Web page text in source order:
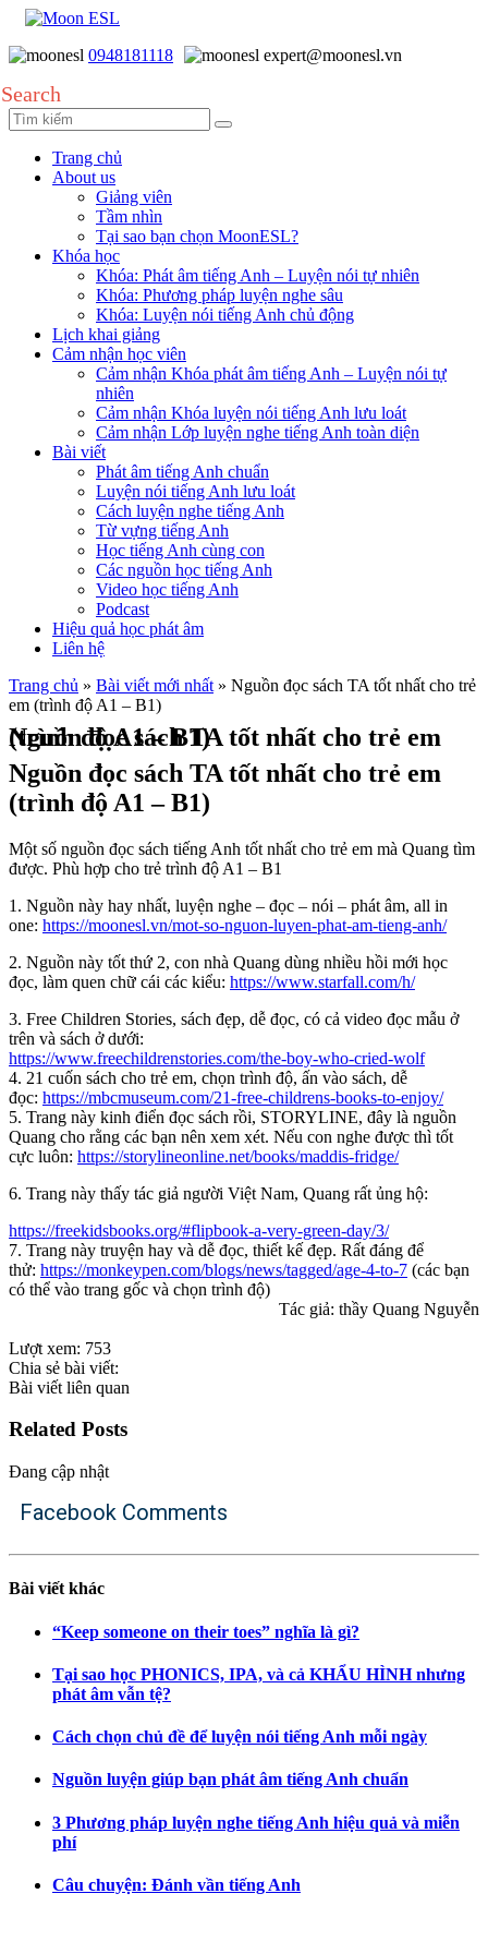
0948181118 expert@moonesl.vn
Search
Trang chủ
About us
Giảng viên
Tầm nhìn
Tại sao bạn chọn MoonESL?
Khóa học
Khóa: Phát âm tiếng Anh – Luyện nói tự nhiên
Khóa: Phương pháp luyện nghe sâu
Khóa: Luyện nói tiếng Anh chủ động
Lịch khai giảng
Cảm nhận học viên
Cảm nhận Khóa phát âm tiếng Anh – Luyện nói tự
nhiên
Cảm nhận Khóa luyện nói tiếng Anh lưu loát
Cảm nhận Lớp luyện nghe tiếng Anh toàn diện
Bài viết
Phát âm tiếng Anh chuẩn
Luyện nói tiếng Anh lưu loát
Cách luyện nghe tiếng Anh
Từ vựng tiếng Anh
Học tiếng Anh cùng con
Các nguồn học tiếng Anh
Video học tiếng Anh
Podcast
Hiệu quả học phát âm
Liên hệ
Trang chủ » Bài viết mới nhất » Nguồn đọc sách TA tốt nhất cho trẻ
em (trình độ A1 – B1)
Nguồn đọc sách TA tốt nhất cho trẻ em (trình độ A1 – B1)
Nguồn đọc sách TA tốt nhất cho trẻ em
(trình độ A1 – B1)
Một số nguồn đọc sách tiếng Anh tốt nhất cho trẻ em mà Quang tìm
được. Phù hợp cho trẻ trình độ A1 – B1
1. Nguồn này hay nhất, luyện nghe – đọc – nói – phát âm, all in
one: https://moonesl.vn/mot-so-nguon-luyen-phat-am-tieng-anh/
2. Nguồn này tốt thứ 2, con nhà Quang dùng nhiều hồi mới học
đọc, làm quen chữ cái các kiểu: https://www.starfall.com/h/
3. Free Children Stories, sách đẹp, dễ đọc, có cả video đọc mẫu ở
trên và sách ở dưới:
https://www.freechildrenstories.com/the-boy-who-cried-wolf
4. 21 cuốn sách cho trẻ em, chọn trình độ, ấn vào sách, dễ
đọc: https://mbcmuseum.com/21-free-childrens-books-to-enjoy/
5. Trang này kinh điển đọc sách rồi, STORYLINE, đây là nguồn
Quang cho rằng các bạn nên xem xét. Nếu con nghe được thì tốt
cực luôn: https://storylineonline.net/books/maddis-fridge/
6. Trang này thấy tác giả người Việt Nam, Quang rất ủng hộ:
https://freekidsbooks.org/#flipbook-a-very-green-day/3/
7. Trang này truyện hay và dễ đọc, thiết kế đẹp. Rất đáng để
thử: https://monkeypen.com/blogs/news/tagged/age-4-to-7 (các bạn
có thể vào trang gốc và chọn trình độ)
Tác giả: thầy Quang Nguyễn
Lượt xem: 753
Chia sẻ bài viết:
Bài viết liên quan
Related Posts
Đang cập nhật
Facebook Comments
Bài viết khác
“Keep someone on their toes” nghĩa là gì?
Tại sao học PHONICS, IPA, và cả KHẨU HÌNH nhưng
phát âm vẫn tệ?
Cách chọn chủ đề để luyện nói tiếng Anh mỗi ngày
Nguồn luyện giúp bạn phát âm tiếng Anh chuẩn
3 Phương pháp luyện nghe tiếng Anh hiệu quả và miễn
phí
Câu chuyện: Đánh vần tiếng Anh